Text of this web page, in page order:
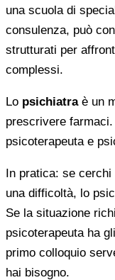
una scuola di
consulenza, può
strutturati per
complessi.
Lo psichiatraè un
prescrivere
psicoterapeuta e
In pratica: se
una difficoltà, lo
Se la situazione
psicoterapeuta ha
primo colloquio
hai bisogno.